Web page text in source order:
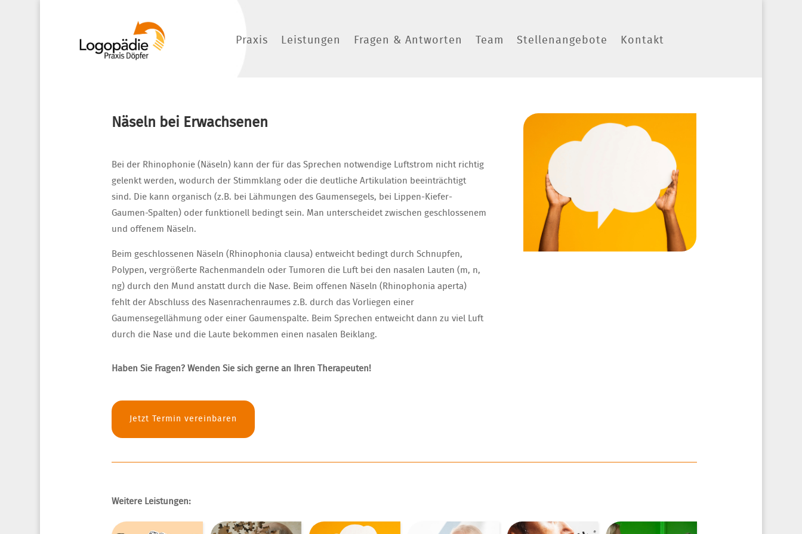
Praxis Leistungen Fragen & Antworten Team Stellenangebote Kontakt
Näseln bei Erwachsenen
Bei der Rhinophonie (Näseln) kann der für das Sprechen notwendige Luftstrom nicht richtig
gelenkt werden, wodurch der Stimmklang oder die deutliche Artikulation beeinträchtigt
sind. Die kann organisch (z.B. bei Lähmungen des Gaumensegels, bei Lippen-Kiefer-
Gaumen-Spalten) oder funktionell bedingt sein. Man unterscheidet zwischen geschlossenem
und offenem Näseln.
Beim geschlossenen Näseln (Rhinophonia clausa) entweicht bedingt durch Schnupfen,
Polypen, vergrößerte Rachenmandeln oder Tumoren die Luft bei den nasalen Lauten (m, n,
ng) durch den Mund anstatt durch die Nase. Beim offenen Näseln (Rhinophonia aperta)
fehlt der Abschluss des Nasenrachenraumes z.B. durch das Vorliegen einer
Gaumensegellähmung oder einer Gaumenspalte. Beim Sprechen entweicht dann zu viel Luft
durch die Nase und die Laute bekommen einen nasalen Beiklang.
Haben Sie Fragen? Wenden Sie sich gerne an Ihren Therapeuten!
Jetzt Termin vereinbaren
Weitere Leistungen: